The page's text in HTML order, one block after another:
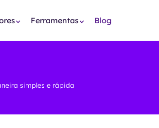
Ferramentas Blog
simples e rápida